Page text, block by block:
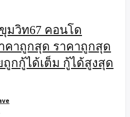
มวิท67 คอนโด
คาถูกสุด ราคาถูกสุด
ถูกกู้ได้เต็ม กู้ได้สูงสุด